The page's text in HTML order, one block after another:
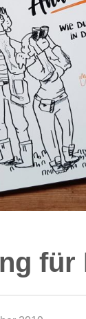
für